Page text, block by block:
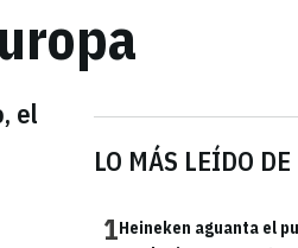
el
LO MÁS LEÍDO
1Heineken aguanta el